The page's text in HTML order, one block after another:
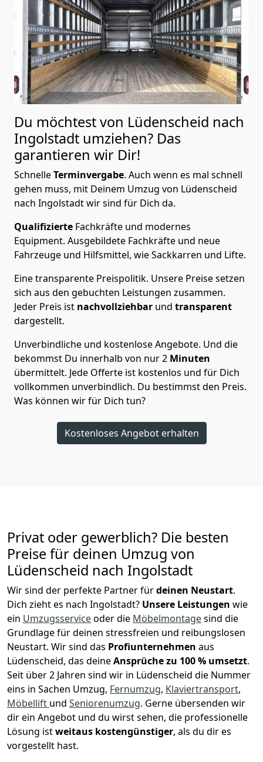
Du möchtest von Lüdenscheid nach
Ingolstadt umziehen? Das
garantieren wir Dir!
SchnelleTerminvergabe. Auch wenn es mal schnell
gehen muss, mit Deinem Umzug von Lüdenscheid
nach Ingolstadt wir sind für Dich da.
Qualifizierte Fachkräfte und modernes
Equipment. Ausgebildete Fachkräfte und neue
Fahrzeuge und Hilfsmittel, wie Sackkarren und Lifte.
Eine transparente Preispolitik. Unsere Preise setzen
sich aus den gebuchten Leistungen zusammen.
Jeder Preis ist nachvollziehbar und transparent
dargestellt.
Unverbindliche und kostenlose Angebote. Und die
bekommst Du innerhalb von nur2 Minuten
übermittelt. Jede Offerte ist kostenlos und für Dich
vollkommen unverbindlich. Du bestimmst den Preis.
Was können wir für Dich tun?
Kostenloses Angebot erhalten
Privat oder gewerblich? Die besten
Preise für deinen Umzug von
Lüdenscheid nach Ingolstadt
Wir sind der perfekte Partner fürdeinen Neustart.
Dich zieht es nach Ingolstadt? Unsere Leistungen wie
ein Umzugsserviceoder die Möbelmontagesind die
Grundlage für deinen stressfreien und reibungslosen
Neustart. Wir sind das Profiunternehmen aus
Lüdenscheid, das deineAnsprüche zu 100 % umsetzt.
Seit über 2 Jahren sind wir in Lüdenscheid die Nummer
eins in Sachen Umzug, Fernumzug, Klaviertransport,
Möbellift und Seniorenumzug. Gerne übersenden wir
dir ein Angebot und du wirst sehen, die professionelle
Lösung istweitaus kostengünstiger, als du dir es
vorgestellt hast.